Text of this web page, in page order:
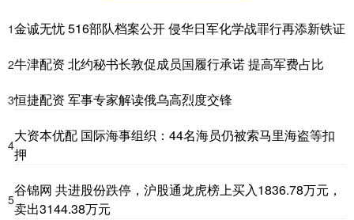
1金诚无忧 516部队档案公开 侵华日军化学战罪行再添新铁证
2牛津配资 北约秘书长敦促成员国履行承诺 提高军费占比
3恒捷配资 军事专家解读俄乌高烈度交锋
4
大资本优配 国际海事组织：44名海员仍被索马里海盗等扣
押
5
谷锦网 共进股份跌停，沪股通龙虎榜上买入1836.78万元，
卖出3144.38万元